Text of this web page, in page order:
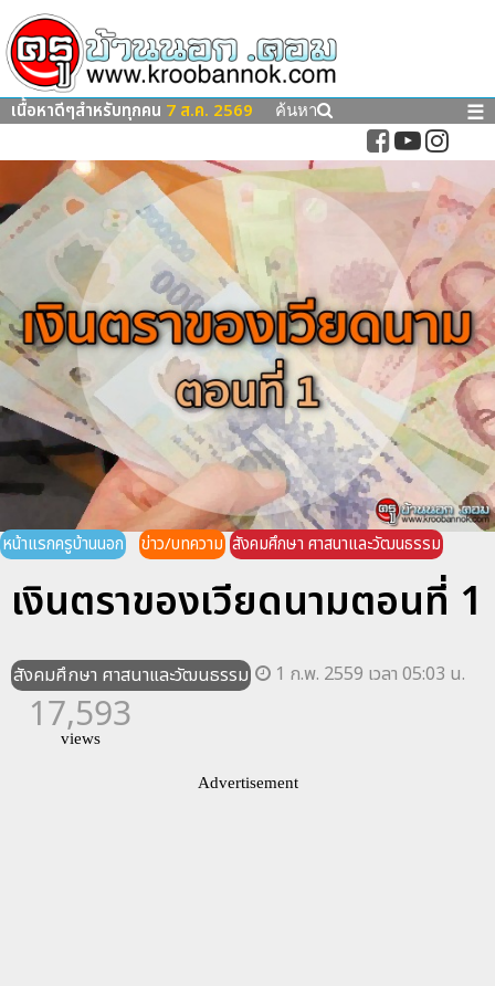
เนื้อหาดีๆสำหรับทุกคน 7 ส.ค. 2569 ค้นหา ☰
หน้าแรกครูบ้านนอก ข่าว/บทความ สังคมศึกษา ศาสนาและวัฒนธรรม
เงินตราของเวียดนามตอนที่ 1
สังคมศึกษา ศาสนาและวัฒนธรรม 1 ก.พ. 2559 เวลา 05:03 น.
17,593
views
Advertisement